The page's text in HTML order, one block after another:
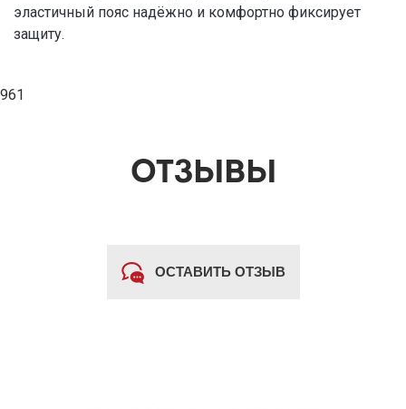
эластичный пояс надёжно и комфортно фиксирует
защиту.
961
ОТЗЫВЫ
ОСТАВИТЬ ОТЗЫВ